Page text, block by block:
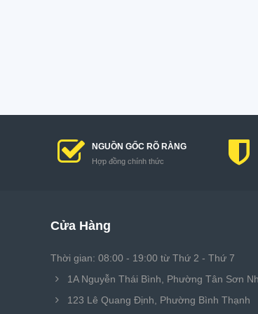
NGUỒN GỐC RÕ RÀNG
Hợp đồng chính thức
Cửa Hàng
Thời gian: 08:00 - 19:00 từ Thứ 2 - Thứ 7
1A Nguyễn Thái Bình, Phường Tân Sơn
123 Lê Quang Định, Phường Bình Thạnh